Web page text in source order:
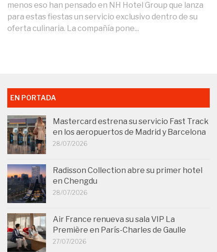
menos eso han pensado en NH Hotel Group que lanza
para estas fiestas un servicio exclusivo dentro de su
oferta culinaria. La compañía pone...
EN PORTADA
Mastercard estrena su servicio Fast Track
en los aeropuertos de Madrid y Barcelona
28/07/2026
Radisson Collection abre su primer hotel
en Chengdu
28/07/2026
Air France renueva su sala VIP La
Première en París-Charles de Gaulle
27/07/2026